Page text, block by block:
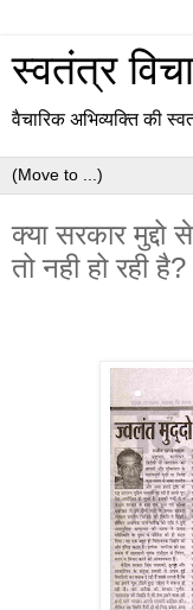
स्वतंत्र
वैचारिक अभिव्यक्ति की
क्या सरकार
तो नही हो रही है?